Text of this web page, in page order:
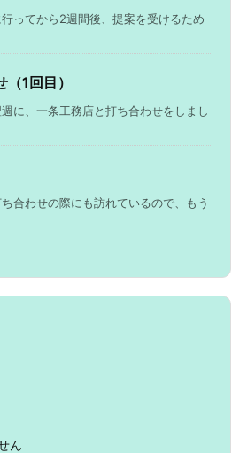
ってから2週間後、提案を受けるため
1回目）
に、一条工務店と打ち合わせをしまし
合わせの際にも訪れているので、もう
ん